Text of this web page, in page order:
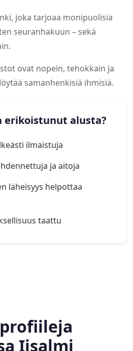
joka tarjoaa monipuolisia
seuranhakuun – sekä
ovat nopein, tehokkain ja
samanhenkisiä ihmisiä.
erikoistunut alusta?
ilmaistuja
ja aitoja
läheisyys helpottaa
taattu
Iisalmi